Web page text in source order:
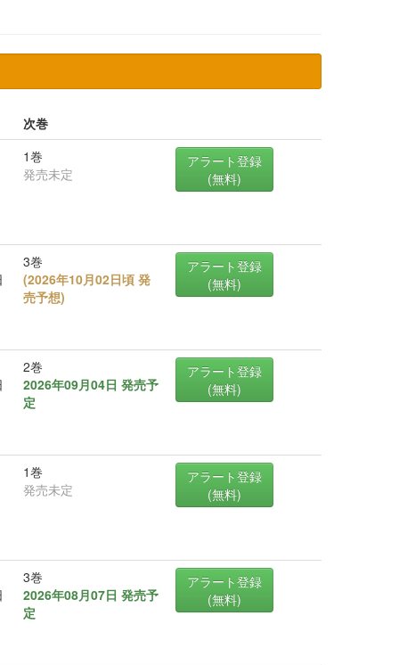
次巻
1巻
発売未定
アラート登録
(無料)
3巻
(2026年10月02日頃 発
売予想)
アラート登録
(無料)
2巻
2026年09月04日 発売予
定
アラート登録
(無料)
1巻
発売未定
アラート登録
(無料)
3巻
2026年08月07日 発売予
定
アラート登録
(無料)